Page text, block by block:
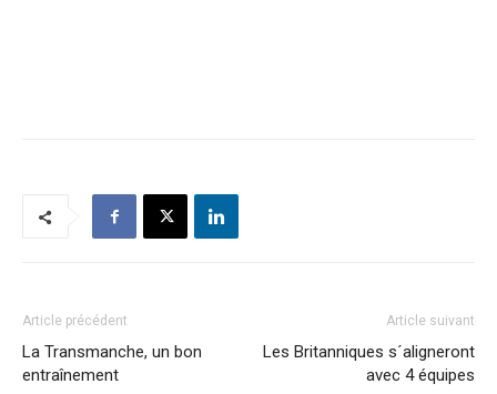
Article précédent
La Transmanche, un bon
entraînement
Article suivant
Les Britanniques s´aligneront
avec 4 équipes